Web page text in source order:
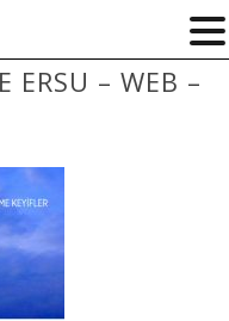
ERSU – WEB –